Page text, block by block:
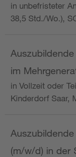
in unbefristeter
38,5 Std./Wo.),
im
in Vollzeit oder
Kinderdorf Saar,
(m/w/d) in der